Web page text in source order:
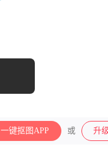
一键抠图APP 或 升